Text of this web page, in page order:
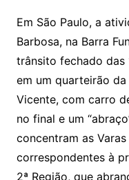
Em São Paulo, a
Barbosa, na Barra
trânsito fechado das
em um quarteirão
Vicente, com carro
no final e um
concentram as
correspondentes à
2ª Região, que